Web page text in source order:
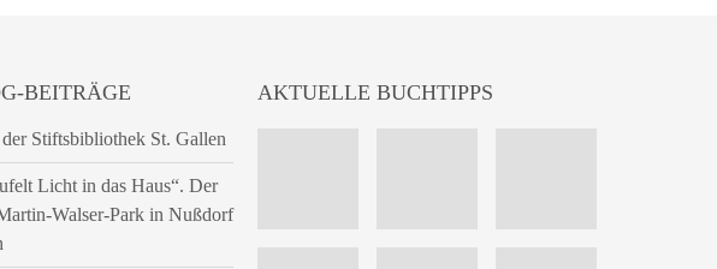
BEITRÄGE
Stiftsbibliothek St. Gallen
Licht in das Haus“. Der
Walser-Park in Nußdorf
AKTUELLE BUCHTIPPS